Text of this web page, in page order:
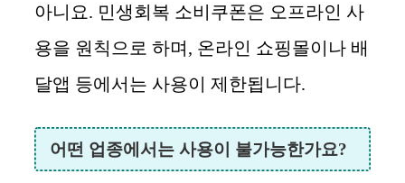
아니요. 민생회복 소비쿠폰은 오프라인 사
용을 원칙으로 하며, 온라인 쇼핑몰이나 배
달앱 등에서는 사용이 제한됩니다.
어떤 업종에서는 사용이 불가능한가요?